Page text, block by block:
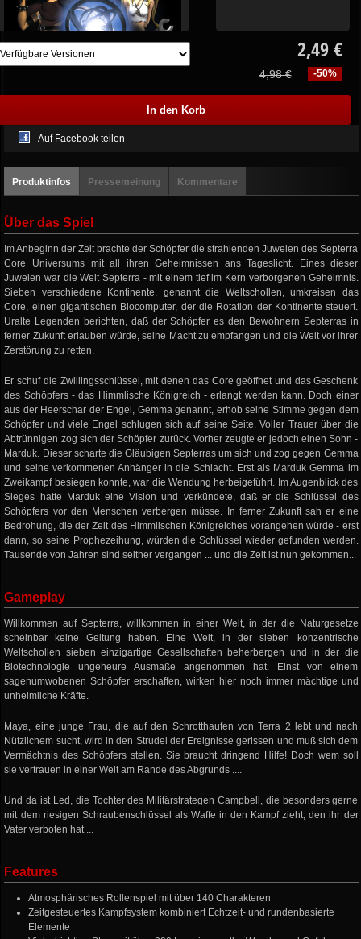
2,49 €
-50%
4,98 €
Auf Facebook teilen
Produktinfos Pressemeinung Kommentare
Über das Spiel
Im Anbeginn der Zeit brachte der Schöpfer die strahlenden Juwelen des Septerra
Core Universums mit all ihren Geheimnissen ans Tageslicht. Eines dieser
Juwelen war die Welt Septerra - mit einem tief im Kern verborgenen Geheimnis.
Sieben verschiedene Kontinente, genannt die Weltschollen, umkreisen das
Core, einen gigantischen Biocomputer, der die Rotation der Kontinente steuert.
Uralte Legenden berichten, daß der Schöpfer es den Bewohnern Septerras in
ferner Zukunft erlauben würde, seine Macht zu empfangen und die Welt vor ihrer
Zerstörung zu retten.
Er schuf die Zwillingsschlüssel, mit denen das Core geöffnet und das Geschenk
des Schöpfers - das Himmlische Königreich - erlangt werden kann. Doch einer
aus der Heerschar der Engel, Gemma genannt, erhob seine Stimme gegen dem
Schöpfer und viele Engel schlugen sich auf seine Seite. Voller Trauer über die
Abtrünnigen zog sich der Schöpfer zurück. Vorher zeugte er jedoch einen Sohn -
Marduk. Dieser scharte die Gläubigen Septerras um sich und zog gegen Gemma
und seine verkommenen Anhänger in die Schlacht. Erst als Marduk Gemma im
Zweikampf besiegen konnte, war die Wendung herbeigeführt. Im Augenblick des
Sieges hatte Marduk eine Vision und verkündete, daß er die Schlüssel des
Schöpfers vor den Menschen verbergen müsse. In ferner Zukunft sah er eine
Bedrohung, die der Zeit des Himmlischen Königreiches vorangehen würde - erst
dann, so seine Prophezeihung, würden die Schlüssel wieder gefunden werden.
Tausende von Jahren sind seither vergangen ... und die Zeit ist nun gekommen...
Gameplay
Willkommen auf Septerra, willkommen in einer Welt, in der die Naturgesetze
scheinbar keine Geltung haben. Eine Welt, in der sieben konzentrische
Weltschollen sieben einzigartige Gesellschaften beherbergen und in der die
Biotechnologie ungeheure Ausmaße angenommen hat. Einst von einem
sagenumwobenen Schöpfer erschaffen, wirken hier noch immer mächtige und
unheimliche Kräfte.
Maya, eine junge Frau, die auf den Schrotthaufen von Terra 2 lebt und nach
Nützlichem sucht, wird in den Strudel der Ereignisse gerissen und muß sich dem
Vermächtnis des Schöpfers stellen. Sie braucht dringend Hilfe! Doch wem soll
sie vertrauen in einer Welt am Rande des Abgrunds ....
Und da ist Led, die Tochter des Militärstrategen Campbell, die besonders gerne
mit dem riesigen Schraubenschlüssel als Waffe in den Kampf zieht, den ihr der
Vater verboten hat ...
Features
Atmosphärisches Rollenspiel mit über 140 Charakteren
Zeitgesteuertes Kampfsystem kombiniert Echtzeit- und rundenbasierte
Elemente